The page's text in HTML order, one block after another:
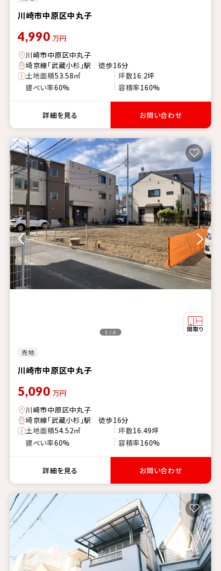
川崎市中原区中丸子
4,990 万円
川崎市中原区中丸子
埼京線「武蔵小杉」駅 徒歩16分
土地面積53.58㎡ 坪数16.2坪
建ぺい率60% 容積率160%
詳細を見る お問い合わせ
売地
川崎市中原区中丸子
1 / 6
5,090 万円
川崎市中原区中丸子
埼京線「武蔵小杉」駅 徒歩16分
土地面積54.52㎡ 坪数16.49坪
建ぺい率60% 容積率160%
詳細を見る お問い合わせ